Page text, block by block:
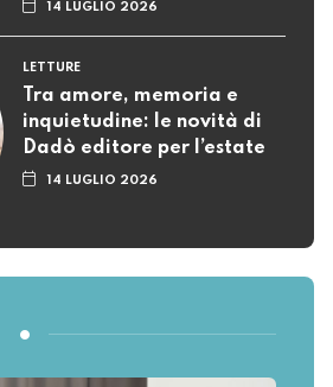
14 LUGLIO 2026
LETTURE
Tra amore, memoria e
inquietudine: le novità di
Dadò editore per l’estate
14 LUGLIO 2026